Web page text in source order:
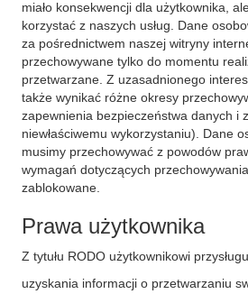
miało konsekwencji dla użytkownika,
korzystać z naszych usług. Dane
za pośrednictwem naszej witryny
przechowywane tylko do momentu
przetwarzane. Z uzasadnionego
także wynikać różne okresy
zapewnienia bezpieczeństwa danych i
niewłaściwemu wykorzystaniu). Dane
musimy przechowywać z powodów
wymagań dotyczących
zablokowane.
Prawa użytkownika
Z tytułu RODO użytkownikowi
uzyskania informacji o przetwarzaniu